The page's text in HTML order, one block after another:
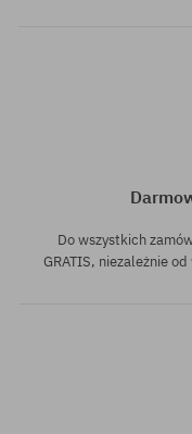
Do wszystkich
GRATIS, niezależnie